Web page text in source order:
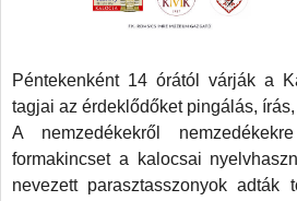
Péntekenként 14 órától várják a
tagjai az érdeklődőket pingálás,
A nemzedékekről
formakincset a kalocsai
nevezett parasztasszonyok adták